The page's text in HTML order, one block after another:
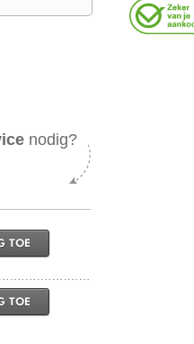
nodig?
TOE
TOE